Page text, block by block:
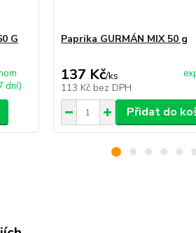
G
dní)
Paprika GURMÁN MIX 50 g
137 Kč/ks
113 Kč bez DPH
Přidat do